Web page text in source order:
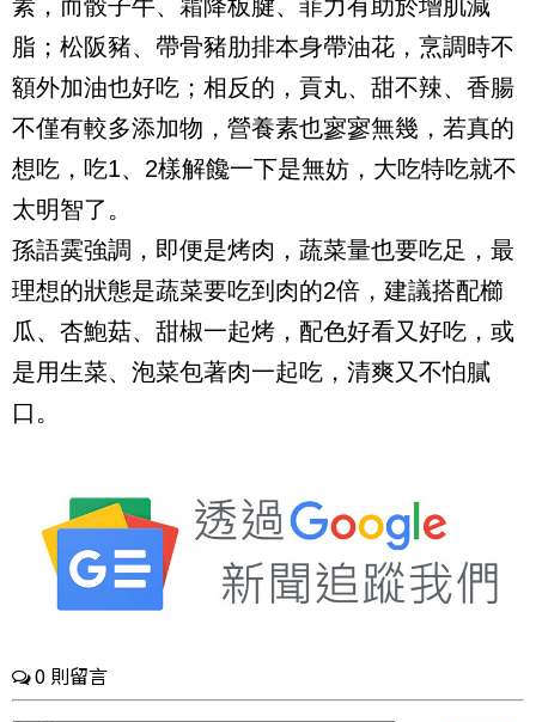
素，而骰子牛、霜降板腱、菲力有助於增肌減
脂；松阪豬、帶骨豬肋排本身帶油花，烹調時不
額外加油也好吃；相反的，貢丸、甜不辣、香腸
不僅有較多添加物，營養素也寥寥無幾，若真的
想吃，吃1、2樣解饞一下是無妨，大吃特吃就不
太明智了。
孫語霙強調，即便是烤肉，蔬菜量也要吃足，最
理想的狀態是蔬菜要吃到肉的2倍，建議搭配櫛
瓜、杏鮑菇、甜椒一起烤，配色好看又好吃，或
是用生菜、泡菜包著肉一起吃，清爽又不怕膩
口。